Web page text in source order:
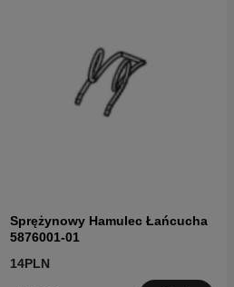
Sprężynowy Hamulec Łańcucha
5876001-01
14PLN